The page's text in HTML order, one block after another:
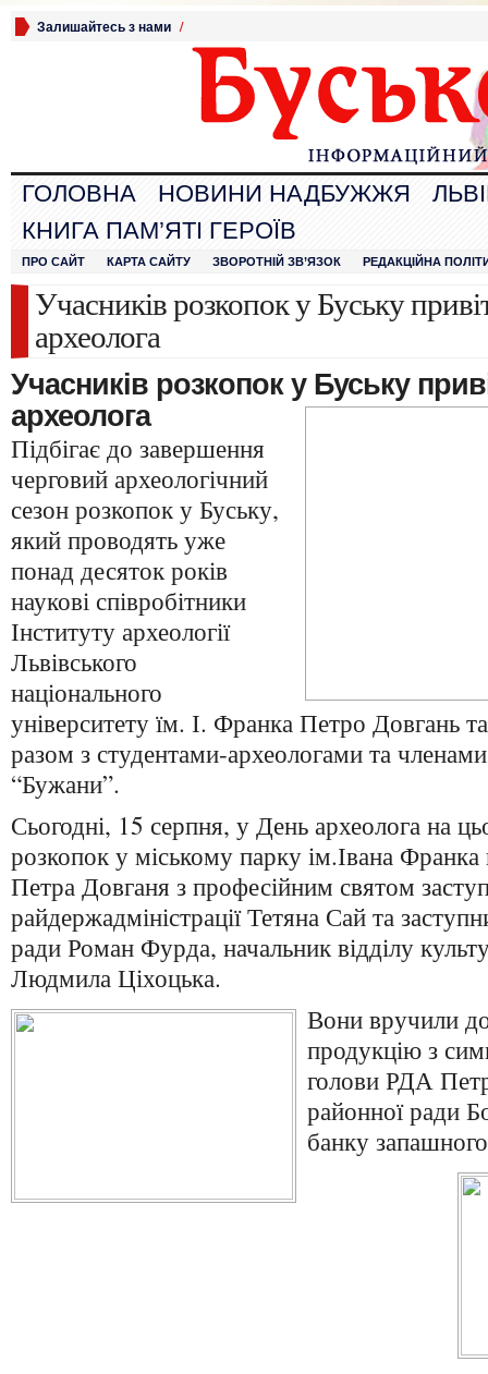
Залишайтесь з нами /
ГОЛОВНА НОВИНИ НАДБУЖЖЯ
КНИГА ПАМ’ЯТІ ГЕРОЇВ
ПРО САЙТ КАРТА САЙТУ ЗВОРОТНІЙ ЗВ’ЯЗОК РЕДАКЦІЙНА
Учасників розкопок у Буську
археолога
Учасників розкопок у Буську
археолога
Підбігає до завершення
черговий археологічний
сезон розкопок у Буську,
який проводять уже
понад десяток років
наукові співробітники
Інституту археології
Львівського
національного
університету їм. І. Франка Петро Довгань
разом з студентами-археологами та
“Бужани”.
Сьогодні, 15 серпня, у День археолога на
розкопок у міському парку ім.Івана
Петра Довганя з професійним святом
райдержадміністрації Тетяна Сай та
ради Роман Фурда, начальник відділу
Людмила Ціхоцька.
Вони вручили
продукцію з
голови РДА
районної ради
банку